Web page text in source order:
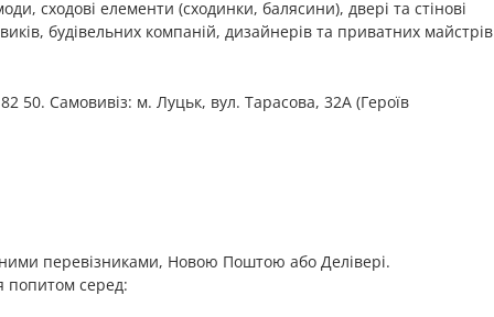
сходові елементи (сходинки, балясини), двері та стінові
будівельних компаній, дизайнерів та приватних майстрів
50. Самовивіз: м. Луцьк, вул. Тарасова, 32А (Героїв
перевізниками, Новою Поштою або Делівері.
попитом серед: